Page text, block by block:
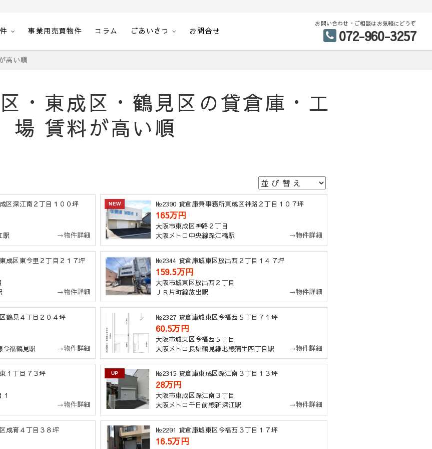
覧・空間計画エステート
事業用売買物件 コラム ごあいさつ お問合せ
お問い合わせ・ご相談はお気軽にどうぞ
072-960-3257
高い順
・東成区・鶴見区の貸倉庫・工
場 賃料が高い順
区深江南２丁目１００坪
駅
→物件詳細
NEW №2390 貸倉庫兼事務所東成区神路２丁目１０７坪
165万円
大阪市東成区神路２丁目
大阪メトロ中央線深江橋駅
→物件詳細
成区東今里２丁目２１７坪
→物件詳細
№2344 貸倉庫城東区放出西２丁目１４７坪
159.5万円
大阪市城東区放出西２丁目
ＪＲ片町線放出駅
→物件詳細
鶴見４丁目２０４坪
今福鶴見駅
→物件詳細
№2327 貸倉庫城東区今福西５丁目７１坪
60.5万円
大阪市城東区今福西５丁目
大阪メトロ長堀鶴見緑地線蒲生四丁目駅
→物件詳細
１丁目７３坪
→物件詳細
UP №2315 貸倉庫東成区深江南３丁目１３坪
28万円
大阪市東成区深江南３丁目
大阪メトロ千日前線新深江駅
→物件詳細
成育４丁目３８坪 №2291 貸倉庫城東区今福西３丁目１７坪
16.5万円